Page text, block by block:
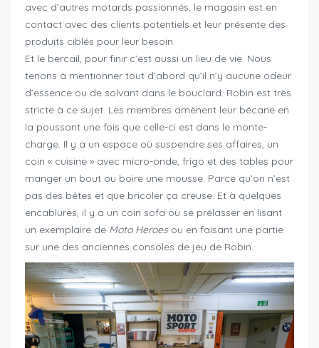
avec d’autres motards passionnés, le magasin est en
contact avec des clients potentiels et leur présente des
produits ciblés pour leur besoin.
Et le bercail, pour finir c’est aussi un lieu de vie. Nous
tenons à mentionner tout d’abord qu’il n’y aucune odeur
d’essence ou de solvant dans le bouclard. Robin est très
stricte à ce sujet. Les membres amènent leur bécane en
la poussant une fois que celle-ci est dans le monte-
charge. Il y a un espace où suspendre ses affaires, un
coin « cuisine » avec micro-onde, frigo et des tables pour
manger un bout ou boire une mousse. Parce qu’on n’est
pas des bêtes et que bricoler ça creuse. Et à quelques
encablures, il y a un coin sofa où se prélasser en lisant
un exemplaire de Moto Heroes ou en faisant une partie
sur une des anciennes consoles de jeu de Robin.